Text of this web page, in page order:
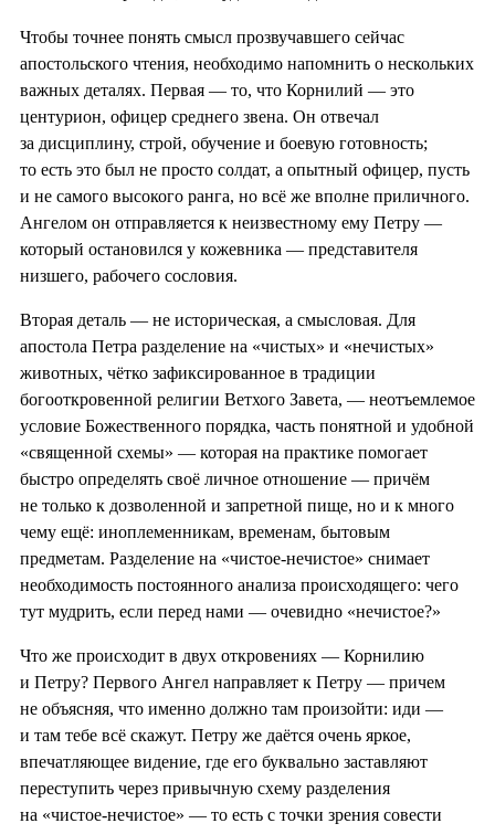
Чтобы точнее понять смысл прозвучавшего сейчас
апостольского чтения, необходимо напомнить о нескольких
важных деталях. Первая — то, что Корнилий — это
центурион, офицер среднего звена. Он отвечал
за дисциплину, строй, обучение и боевую готовность;
то есть это был не просто солдат, а опытный офицер, пусть
и не самого высокого ранга, но всё же вполне приличного.
Ангелом он отправляется к неизвестному ему Петру —
который остановился у кожевника — представителя
низшего, рабочего сословия.
Вторая деталь — не историческая, а смысловая. Для
апостола Петра разделение на «чистых» и «нечистых»
животных, чётко зафиксированное в традиции
богооткровенной религии Ветхого Завета, — неотъемлемое
условие Божественного порядка, часть понятной и удобной
«священной схемы» — которая на практике помогает
быстро определять своё личное отношение — причём
не только к дозволенной и запретной пище, но и к много
чему ещё: иноплеменникам, временам, бытовым
предметам. Разделение на «чистое-нечистое» снимает
необходимость постоянного анализа происходящего: чего
тут мудрить, если перед нами — очевидно «нечистое?»
Что же происходит в двух откровениях — Корнилию
и Петру? Первого Ангел направляет к Петру — причем
не объясняя, что именно должно там произойти: иди —
и там тебе всё скажут. Петру же даётся очень яркое,
впечатляющее видение, где его буквально заставляют
переступить через привычную схему разделения
на «чистое-нечистое» — то есть с точки зрения совести